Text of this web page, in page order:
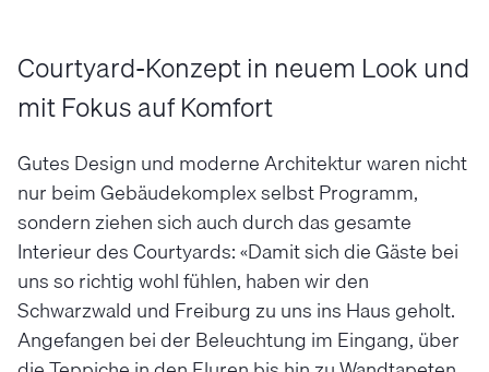
Courtyard-Konzept in neuem Look und
mit Fokus auf Komfort
Gutes Design und moderne Architektur waren nicht
nur beim Gebäudekomplex selbst Programm,
sondern ziehen sich auch durch das gesamte
Interieur des Courtyards: «Damit sich die Gäste bei
uns so richtig wohl fühlen, haben wir den
Schwarzwald und Freiburg zu uns ins Haus geholt.
Angefangen bei der Beleuchtung im Eingang, über